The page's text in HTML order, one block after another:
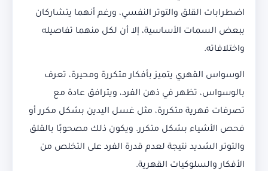
اضطرابات القلق والتوتر النفسي، ورغم أنهما يتشاركان
ببعض السمات الأساسية، إلا أن لكل منهما تفاصيله
واختلافاته.
الوسواس القهري يتميز بأفكار متكررة ومحيرة، تعرف
بالوسواس، تظهر في ذهن الفرد، ويترافق عادة مع
تصرفات قهرية متكررة، مثل غسل اليدين بشكل مكرر أو
فحص الأشياء بشكل متكرر. ويكون ذلك مصحوبًا بالقلق
والتوتر الشديد نتيجة لعدم قدرة الفرد على التخلص من
الأفكار والسلوكيات القهرية.